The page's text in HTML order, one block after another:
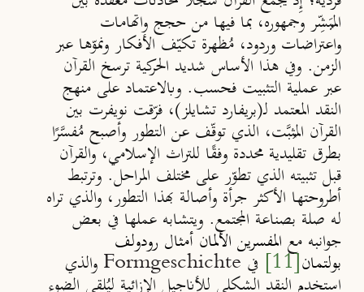
المُبَشِّر وجمهوره، بما فيها من حجج واتهامات
واعتراضات وردود، مُظهرة تكيّف الأفكار ونموّها عبر
الزمن. وفي هذا الأساس شديد الحركية ترسخ القرآن
عبر عملية التثبيت فحسب. وبالاعتماد على منهج
النقد المعتمد لـ(بريفارد تشايلز)، فرّقت نويفرت بين
القرآن المُثبَّت، الذي توقّف عن التطور وأصبح مُفسَّرًا
بطرق تقليدية محددة وفقًا للتراث الإسلامي، والقرآن
قبل تثبيته الذي تطوّر على مختلف المراحل. وترتبط
أطروحتها الأكثر جرأة وأصالة بهذا التطور، والذي تراه
له صلة بصناعة المجتمع. ويتشابه عملها في بعض
جوانبه مع المفسرين الألمان أمثال رودولف
بولتمان[11] في Formgeschichte والذي